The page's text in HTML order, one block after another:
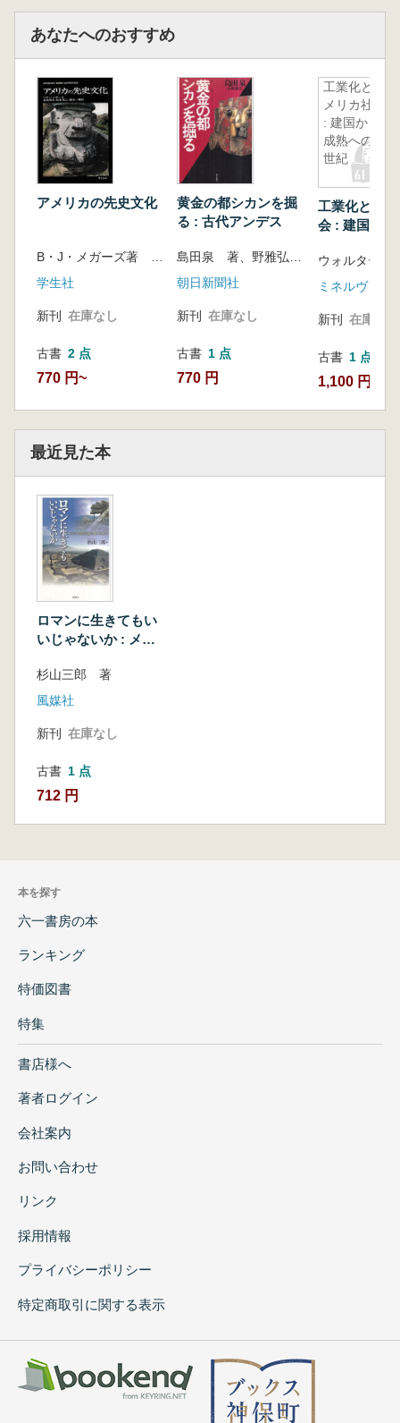
あなたへのおすすめ
アメリカの先史文化
B・J・メガーズ著 寺田和夫 松本亮三 落合一泰訳
学生社
新刊 在庫なし
古書 2 点
770 円~
黄金の都シカンを掘
る : 古代アンデス
島田泉 著、野雅弘 構成
朝日新聞社
新刊 在庫なし
古書 1 点
770 円
工業化とア
メリカ社会
: 建国から
成熟への一
世紀
工業化とア
会 : 建国から
ミネルヴァ書
新刊 在庫なし
古書 1 点
1,100 円
最近見た本
ロマンに生きてもい
いじゃないか : メキ
られて
杉山三郎 著
風媒社
新刊 在庫なし
古書 1 点
712 円
本を探す
六一書房の本
ランキング
特価図書
特集
書店様へ
著者ログイン
会社案内
お問い合わせ
リンク
採用情報
プライバシーポリシー
特定商取引に関する表示